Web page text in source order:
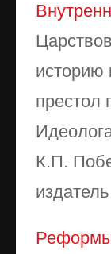
историю
престол
К.П.